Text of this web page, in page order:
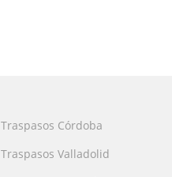
Traspasos Córdoba
Traspasos Valladolid